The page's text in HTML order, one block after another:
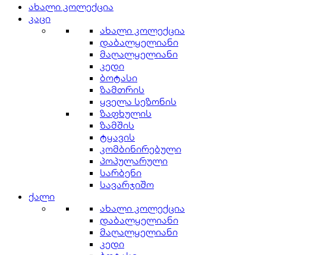
ახალი კოლექცია
კაცი
ახალი კოლექცია
დაბალყელიანი
მაღალყელიანი
კედი
ბოტასი
ზამთრის
ყველა სეზონის
ზაფხულის
ზამშის
ტყავის
კომბინირებული
პოპულარული
სარბენი
სავარჯიშო
ქალი
ახალი კოლექცია
დაბალყელიანი
მაღალყელიანი
კედი